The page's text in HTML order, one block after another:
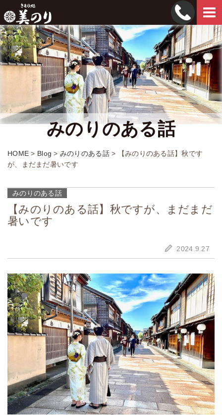
みのりのある話
HOME > Blog > みのりのある話>
【みのりのある話】秋です
が、まだまだ暑いです
みのりのある話
【みのりのある話】秋ですが、まだまだ
暑いです
2024.9.27